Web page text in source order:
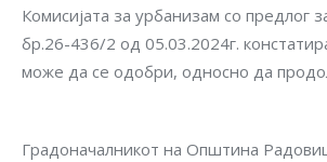
Комисијата за урбанизам со предлог
бр.26-436/2 од 05.03.2024г.
може да се одобри, односно да
Градоначалникот на Општина